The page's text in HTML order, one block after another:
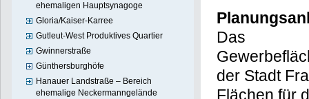
ehemaligen Hauptsynagoge
Gloria/Kaiser-Karree
Gutleut-West Produktives Quartier
Gwinnerstraße
Günthersburghöfe
Hanauer Landstraße – Bereich
ehemalige Neckermanngelände
Das
der Stadt
Flächen für